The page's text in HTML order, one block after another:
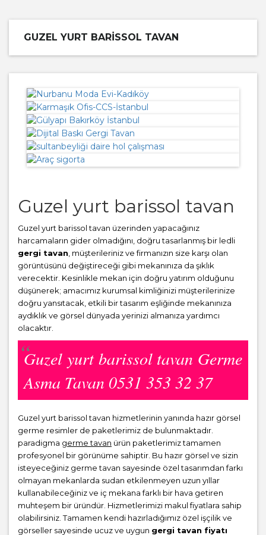
GUZEL YURT BARISSOL TAVAN
Guzel yurt barissol tavan
Guzel yurt barissol tavan üzerinden yapacağınız
harcamaların gider olmadığını, doğru tasarlanmış bir ledli
gergi tavan , müşterileriniz ve firmanızın size karşı olan
görüntüsünü değiştireceği gibi mekanınıza da şıklık
verecektir. Kesinlikle mekan için doğru yatırım olduğunu
düşünerek; amacımız kurumsal kimliğinizi müşterilerinize
doğru yansıtacak, etkili bir tasarım eşliğinde mekanınıza
aydıklık ve görsel dünyada yerinizi almanıza yardımcı
olacaktır.
Guzel yurt barissol tavan Germe
Asma Tavan 0531 353 32 37
Guzel yurt barissol tavan hizmetlerinin yanında hazır görsel
germe resimler de paketlerimiz de bulunmaktadır.
paradigma germe tavan ürün paketlerimiz tamamen
profesyonel bir görünüme sahiptir. Bu hazır görsel ve sizin
isteyeceğiniz germe tavan sayesinde özel tasarımdan farkı
olmayan mekanlarda sudan etkilenmeyen uzun yıllar
kullanabileceğiniz ve iç mekana farklı bir hava getiren
muhteşem bir üründür. Hizmetlerimizi makul fiyatlara sahip
olabilirsiniz. Tamamen kendi hazırladığımız özel işçilik ve
görseller sayesinde ucuz ve uygun gergi tavan fiyatı